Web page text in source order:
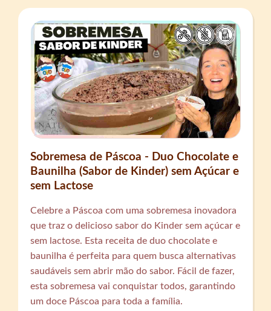
Sobremesa de Páscoa - Duo Chocolate e
Baunilha (Sabor de Kinder) sem Açúcar e
sem Lactose
Celebre a Páscoa com uma sobremesa inovadora
que traz o delicioso sabor do Kinder sem açúcar e
sem lactose. Esta receita de duo chocolate e
baunilha é perfeita para quem busca alternativas
saudáveis sem abrir mão do sabor. Fácil de fazer,
esta sobremesa vai conquistar todos, garantindo
um doce Páscoa para toda a família.